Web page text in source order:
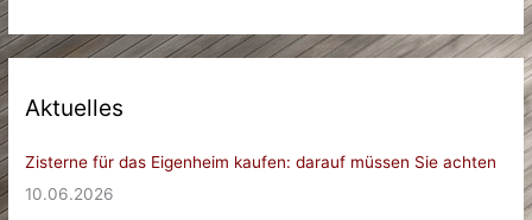
Aktuelles
Zisterne für das Eigenheim kaufen: darauf müssen Sie achten
10.06.2026